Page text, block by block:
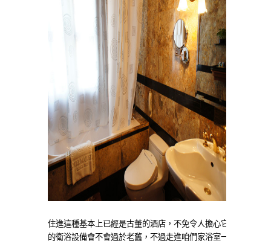
住進這種基本上已經是古董的酒店，不免令人擔心它
的衛浴設備會不會過於老舊，不過走進咱們家浴室一